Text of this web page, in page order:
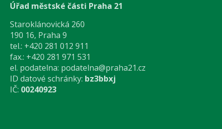
Úřad městské části Praha 21
Staroklánovická 260
190 16, Praha 9
tel.: +420 281 012 911
fax.: +420 281 971 531
el. podatelna: podatelna@praha21.cz
ID datové schránky: bz3bbxj
IČ: 00240923